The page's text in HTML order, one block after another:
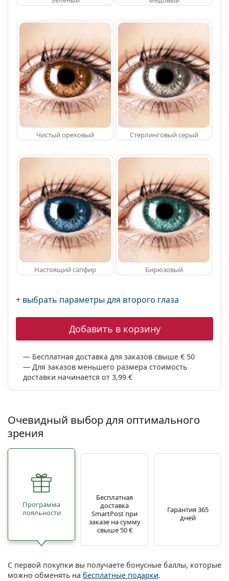
Чистый ореховый Стерлинговый серый
Настоящий сапфир Бирюзовый
+ выбрать параметры для второго глаза
Добавить в корзину
Бесплатная доставка для заказов свыше € 50
Для заказов меньшего размера стоимость
доставки начинается от 3,99 €
Очевидный выбор для оптимального
зрения
Программа
лояльности
Бесплатная
доставка
SmartPost при
заказе на сумму
свыше 50 €
Гарантия 365
дней
С первой покупки вы получаете бонусные баллы, которые
можно обменять на бесплатные подарки.